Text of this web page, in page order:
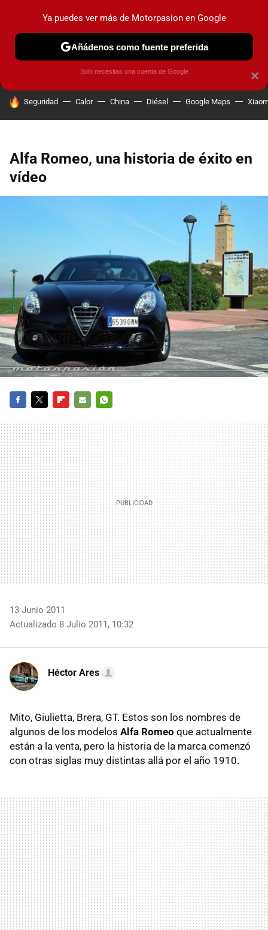
MENÚ NUEVO
COCHES ELÉCTRICOS OBSERVATORIO
HOY SE HABLA DE
Seguridad Calor China Diésel Google Maps
Alfa Romeo, una historia de éxito en
vídeo
MAIL
13 Junio 2011
Actualizado 8 Julio 2011, 10:32
Héctor Ares
Mito, Giulietta, Brera, GT. Estos son los nombres de
algunos de los modelos Alfa Romeo que actualmente
están a la venta, pero la historia de la marca comenzó
con otras siglas muy distintas allá por el año 1910.
×
Ya puedes ver más de Motorpasion en Google
Añádenos como fuente preferida
Solo necesitas una cuenta de Google